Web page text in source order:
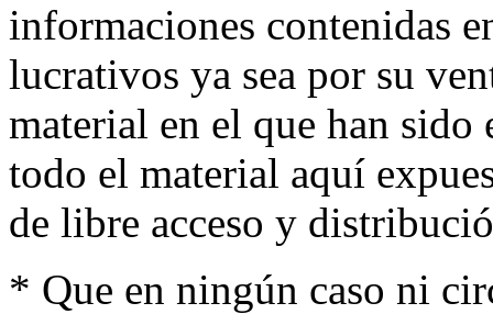
informaciones contenidas
lucrativos ya sea por su
material en el que han
todo el material aquí
de libre acceso y
* Que en ningún caso ni